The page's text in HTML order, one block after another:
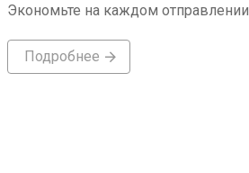
Экономьте на каждом отправлении
Подробнее